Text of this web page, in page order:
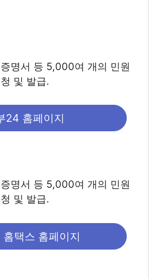
명서 등 5,000여 개의 민원
및 발급.
24 홈페이지
명서 등 5,000여 개의 민원
및 발급.
홈택스 홈페이지